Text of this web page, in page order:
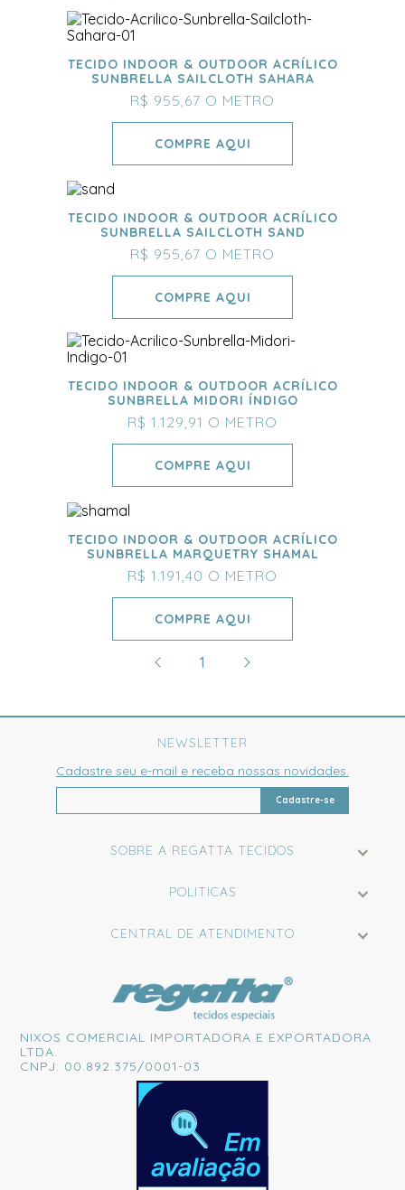
TECIDO INDOOR & OUTDOOR ACRÍLICO
SUNBRELLA SAILCLOTH SAHARA
R$ 955,67 O METRO
COMPRE AQUI
TECIDO INDOOR & OUTDOOR ACRÍLICO
SUNBRELLA SAILCLOTH SAND
R$ 955,67 O METRO
COMPRE AQUI
TECIDO INDOOR & OUTDOOR ACRÍLICO
SUNBRELLA MIDORI ÍNDIGO
R$ 1.129,91 O METRO
COMPRE AQUI
TECIDO INDOOR & OUTDOOR ACRÍLICO
SUNBRELLA MARQUETRY SHAMAL
R$ 1.191,40 O METRO
COMPRE AQUI
1
SOBRE A REGATTA TECIDOS
POLITICAS
CENTRAL DE ATENDIMENTO
NEWSLETTER
Cadastre seu e-mail e receba nossas novidades.
Cadastre-se
NIXOS COMERCIAL IMPORTADORA E EXPORTADORA
LTDA.
CNPJ: 00.892.375/0001-03